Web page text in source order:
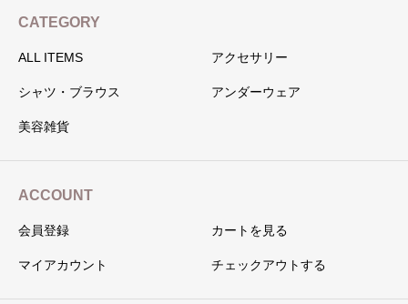
CATEGORY
ALL ITEMS アクセサリー
シャツ・ブラウス アンダーウェア
美容雑貨
ACCOUNT
会員登録 カートを見る
マイアカウント チェックアウトする